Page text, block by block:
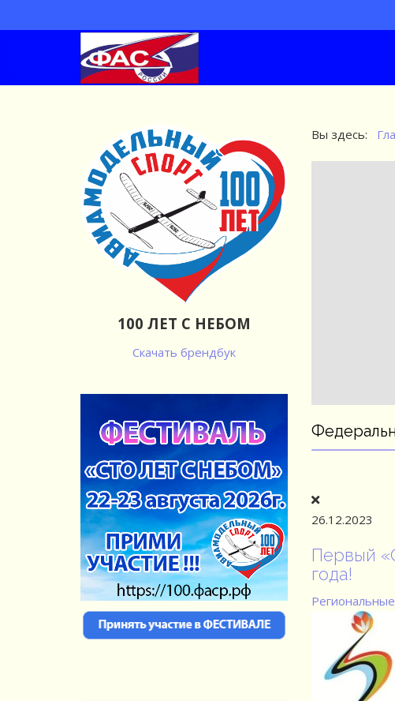
100 ЛЕТ С НЕБОМ
Скачать брендбук
Вы здесь:
26.12.2023
Первый
года!